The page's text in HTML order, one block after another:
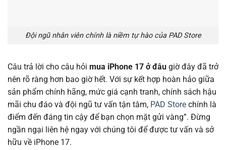
Đội ngũ nhân viên chính là niềm tự hào của PAD Store
Câu trả lời cho câu hỏi mua iPhone 17 ở đâu giờ đây đã trở
nên rõ ràng hơn bao giờ hết. Với sự kết hợp hoàn hảo giữa
sản phẩm chính hãng, mức giá cạnh tranh, chính sách hậu
mãi chu đáo và đội ngũ tư vấn tận tâm, PAD Store chính là
điểm đến đáng tin cậy để bạn chọn mặt gửi vàng”. Đừng
ngần ngại liên hệ ngay với chúng tôi để được tư vấn và sở
hữu về iPhone 17.